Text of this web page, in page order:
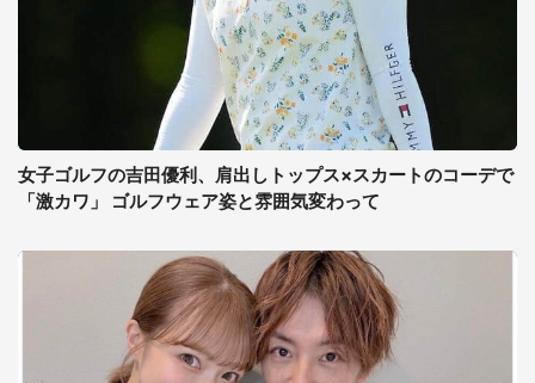
女子ゴルフの吉田優利、肩出しトップス×スカートのコーデで
「激カワ」 ゴルフウェア姿と雰囲気変わって